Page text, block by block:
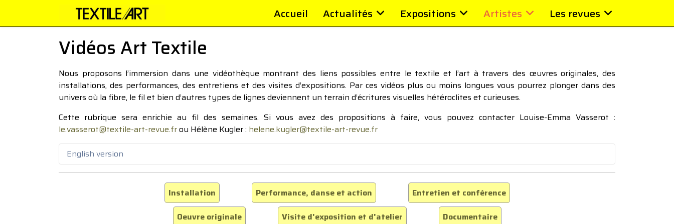
Accueil Actualités Expositions Artistes Les revues
Vidéos Art Textile
Nous proposons l’immersion dans une vidéothèque montrant des liens possibles entre le textile et l’art à travers des œuvres originales, des
installations, des performances, des entretiens et des visites d’expositions. Par ces vidéos plus ou moins longues vous pourrez plonger dans des
univers où la fibre, le fil et bien d’autres types de lignes deviennent un terrain d’écritures visuelles hétéroclites et curieuses.
Cette rubrique sera enrichie au fil des semaines. Si vous avez des propositions à faire, vous pouvez contacter Louise-Emma Vasserot :
le.vasserot@textile-art-revue.frou Hélène Kugler : helene.kugler@textile-art-revue.fr
English version
Installation Performance, danse et action
Entretien et conférence
Oeuvre originale
Visite d'exposition et d'atelier Documentaire